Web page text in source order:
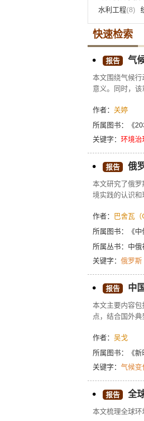
水利工程(8)
快速检索
报告 气
本文围绕气候行
意义。同时，该
作者： 关婷
所属图书：
《
关键字： 环境治
报告 俄
本文研究了俄
境实践的认识和
作者：
巴舍瓦（
所属图书：
《
所属丛书： 中俄
关键字： 俄罗斯
报告 中
本文主要内容
点，结合国外
人类健康、农
河长制和加强
态修复不同层
关于我国固体
变化的影响。气
固体废物管理
作者： 吴戈
所属图书：
《
关键字： 气候变
报告 全
本文梳理全球环